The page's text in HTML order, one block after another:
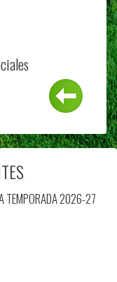
TEMPORADA 2026-27